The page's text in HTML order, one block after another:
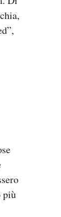
più